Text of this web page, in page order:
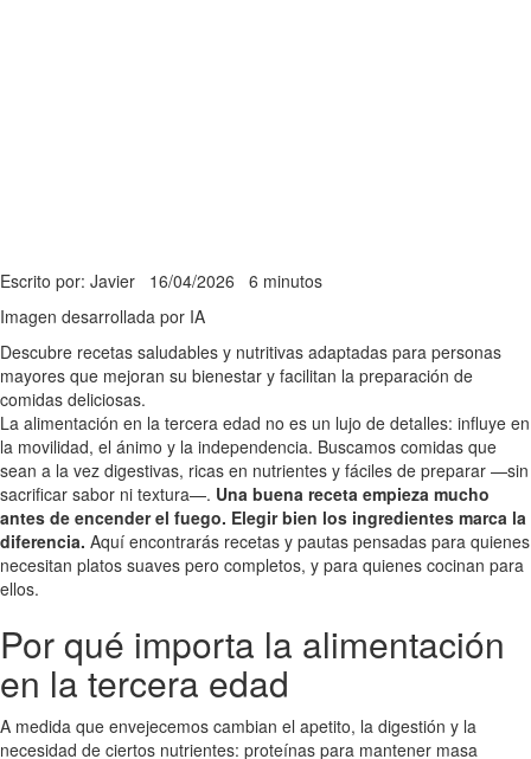
Escrito por: Javier 16/04/2026 6 minutos
Imagen desarrollada por IA
Descubre recetas saludables y nutritivas adaptadas para personas
mayores que mejoran su bienestar y facilitan la preparación de
comidas deliciosas.
La alimentación en la tercera edad no es un lujo de detalles: influye en
la movilidad, el ánimo y la independencia. Buscamos comidas que
sean a la vez digestivas, ricas en nutrientes y fáciles de preparar —sin
sacrificar sabor ni textura—. Una buena receta empieza mucho
antes de encender el fuego. Elegir bien los ingredientes marca la
diferencia. Aquí encontrarás recetas y pautas pensadas para quienes
necesitan platos suaves pero completos, y para quienes cocinan para
ellos.
Por qué importa la alimentación
en la tercera edad
A medida que envejecemos cambian el apetito, la digestión y la
necesidad de ciertos nutrientes: proteínas para mantener masa